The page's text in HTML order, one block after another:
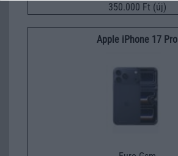
350.000 Ft (új)
Apple iPhone 17 Pro